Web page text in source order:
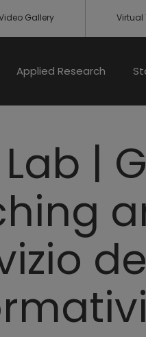
Gallery Virtual
Applied Research
|